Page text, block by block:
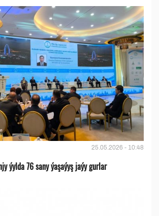
25.05.2026 - 10:48
ýylda 76 sany ýaşaýyş jaýy gurlar